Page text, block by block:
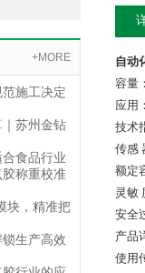
+MORE
施工决定
苏州金钻
食品行业
称重校准
块，精准把
生产高效
自动
容量
应用
技术
传感
额定
灵敏
安全
产品
使用